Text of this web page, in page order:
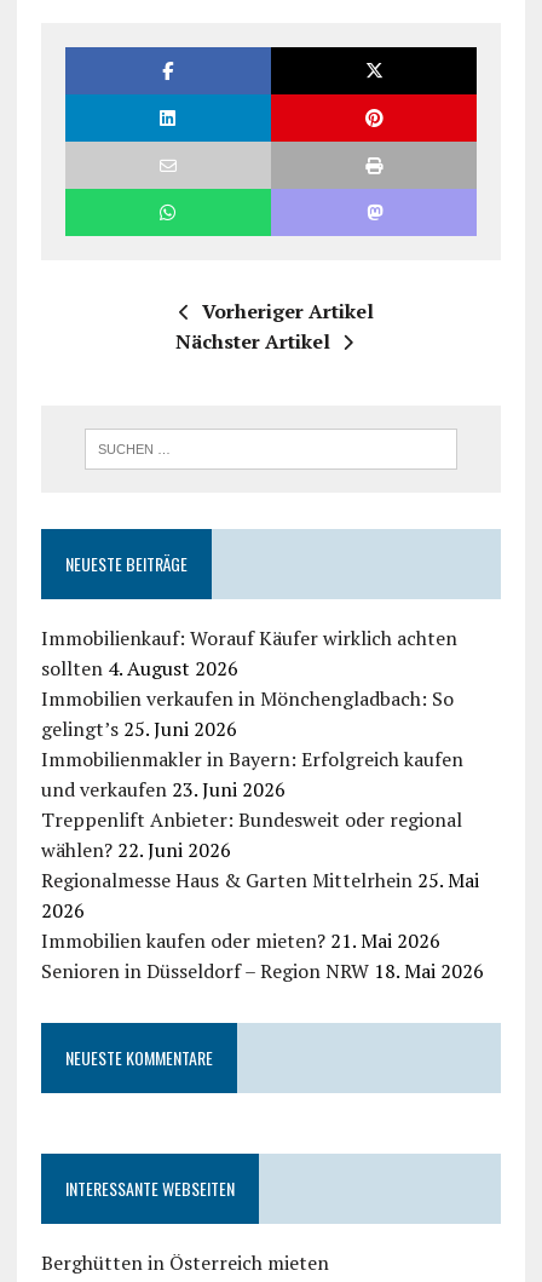
Vorheriger Artikel
Nächster Artikel
NEUESTE BEITRÄGE
Immobilienkauf: Worauf Käufer wirklich achten
sollten 4. August 2026
Immobilien verkaufen in Mönchengladbach: So
gelingt’s 25. Juni 2026
Immobilienmakler in Bayern: Erfolgreich kaufen
und verkaufen 23. Juni 2026
Treppenlift Anbieter: Bundesweit oder regional
wählen? 22. Juni 2026
Regionalmesse Haus & Garten Mittelrhein 25. Mai
2026
Immobilien kaufen oder mieten? 21. Mai 2026
Senioren in Düsseldorf – Region NRW 18. Mai 2026
NEUESTE KOMMENTARE
INTERESSANTE WEBSEITEN
Berghütten in Österreich mieten